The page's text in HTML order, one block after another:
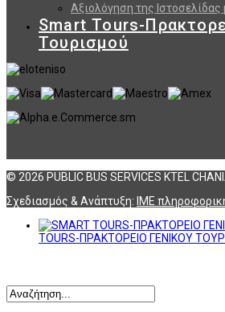
Αξιολόγηση της Ιστοσελίδας
Smart Tours-
Τουρισμού
© 2026 PUBLIC BUS SERVICES KTEL
Σχεδιασμός & Ανάπτυξη: ΙΜΕ
TOURS-ΠΡΑΚΤΟΡΕΙΟ ΓΕΝΙΚΟΥ